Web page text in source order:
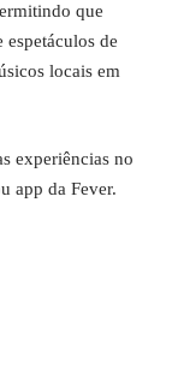
que
espetáculos de
locais em
experiências no
app da Fever.